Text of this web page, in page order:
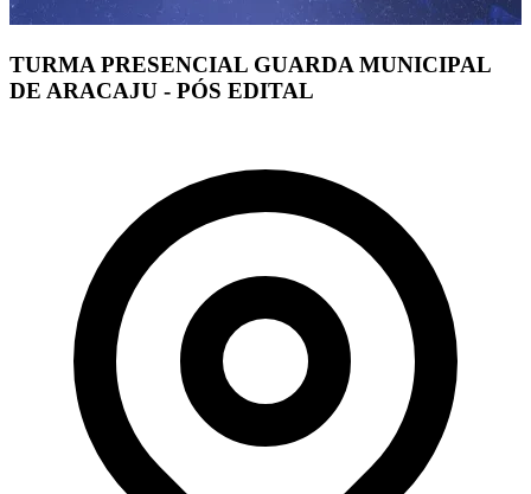
TURMA PRESENCIAL GUARDA MUNICIPAL
DE ARACAJU - PÓS EDITAL